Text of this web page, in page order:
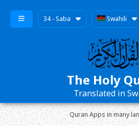
34 - Saba Swahili
The Holy
Translated in
Quran Apps in many